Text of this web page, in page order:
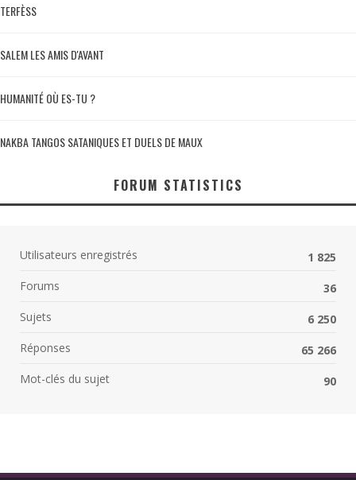
TERFÈSS
SALEM LES AMIS D'AVANT
HUMANITÉ OÙ ES-TU ?
NAKBA TANGOS SATANIQUES ET DUELS DE MAUX
FORUM STATISTICS
Utilisateurs enregistrés
1 825
Forums
36
Sujets
6 250
Réponses
65 266
Mot-clés du sujet
90